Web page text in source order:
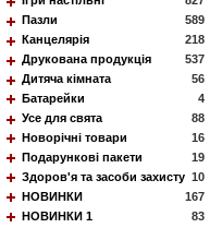
589
Пазли
218
Канцелярія
537
Друкована продукція
56
Дитяча кімната
4
Батарейки
88
Усе для свята
16
Новорічні товари
19
Подарункові пакети
10
Здоров'я та засоби захисту
167
НОВИНКИ
83
НОВИНКИ 1